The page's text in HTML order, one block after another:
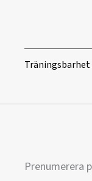
Träningsbarhet
Prenumerera